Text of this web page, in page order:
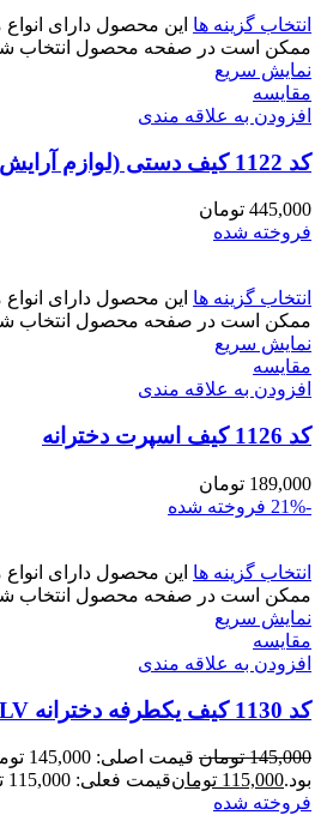
انتخاب گزینه ها این محصول دارای
ممکن است در صفحه محصول انتخاب
نمایش سریع
مقايسه
افزودن به علاقه مندی
کد 1122 کیف دستی (لوازم آرایش) طرح برند
445,000 تومان
فروخته شده
انتخاب گزینه ها این محصول دارای
ممکن است در صفحه محصول انتخاب
نمایش سریع
مقايسه
افزودن به علاقه مندی
کد 1126 کیف اسپرت دخترانه
189,000 تومان
-21%
فروخته شده
انتخاب گزینه ها این محصول دارای
ممکن است در صفحه محصول انتخاب
نمایش سریع
مقايسه
افزودن به علاقه مندی
کد 1130 کیف یکطرفه دخترانه LV
145,000 تومان
قیمت اصلی:
بود.115,000 تومانقیمت فعلی: 115,000 تومان.
فروخته شده